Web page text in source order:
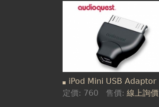
iPod Mini USB Adaptor
定價: 760 售價:線上詢價